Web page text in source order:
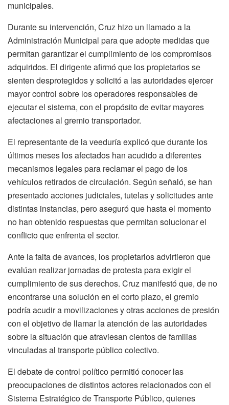
municipales.
Durante su intervención, Cruz hizo un llamado a la
Administración Municipal para que adopte medidas que
permitan garantizar el cumplimiento de los compromisos
adquiridos. El dirigente afirmó que los propietarios se
sienten desprotegidos y solicitó a las autoridades ejercer
mayor control sobre los operadores responsables de
ejecutar el sistema, con el propósito de evitar mayores
afectaciones al gremio transportador.
El representante de la veeduría explicó que durante los
últimos meses los afectados han acudido a diferentes
mecanismos legales para reclamar el pago de los
vehículos retirados de circulación. Según señaló, se han
presentado acciones judiciales, tutelas y solicitudes ante
distintas instancias, pero aseguró que hasta el momento
no han obtenido respuestas que permitan solucionar el
conflicto que enfrenta el sector.
Ante la falta de avances, los propietarios advirtieron que
evalúan realizar jornadas de protesta para exigir el
cumplimiento de sus derechos. Cruz manifestó que, de no
encontrarse una solución en el corto plazo, el gremio
podría acudir a movilizaciones y otras acciones de presión
con el objetivo de llamar la atención de las autoridades
sobre la situación que atraviesan cientos de familias
vinculadas al transporte público colectivo.
El debate de control político permitió conocer las
preocupaciones de distintos actores relacionados con el
Sistema Estratégico de Transporte Público, quienes